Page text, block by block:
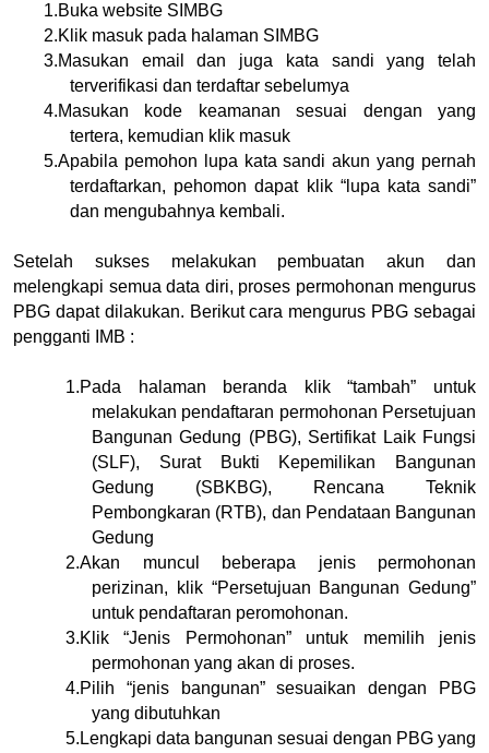
1.Buka website SIMBG
2.Klik masuk pada halaman SIMBG
3.Masukan email dan juga kata sandi yang telah
terverifikasi dan terdaftar sebelumya
4.Masukan kode keamanan sesuai dengan yang
tertera, kemudian klik masuk
5.Apabila pemohon lupa kata sandi akun yang pernah
terdaftarkan, pehomon dapat klik “lupa kata sandi”
dan mengubahnya kembali.
Setelah sukses melakukan pembuatan akun dan
melengkapi semua data diri, proses permohonan mengurus
PBG dapat dilakukan. Berikut cara mengurus PBG sebagai
pengganti IMB :
1.Pada halaman beranda klik “tambah” untuk
melakukan pendaftaran permohonan Persetujuan
Bangunan Gedung (PBG), Sertifikat Laik Fungsi
(SLF), Surat Bukti Kepemilikan Bangunan
Gedung (SBKBG), Rencana Teknik
Pembongkaran (RTB), dan Pendataan Bangunan
Gedung
2.Akan muncul beberapa jenis permohonan
perizinan, klik “Persetujuan Bangunan Gedung”
untuk pendaftaran peromohonan.
3.Klik “Jenis Permohonan” untuk memilih jenis
permohonan yang akan di proses.
4.Pilih “jenis bangunan” sesuaikan dengan PBG
yang dibutuhkan
5. Lengkapi data bangunan sesuai dengan PBG yang